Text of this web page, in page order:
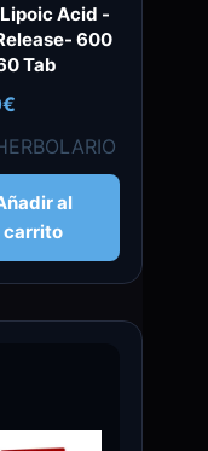
Acid -
600
Tab
€
al
carrito